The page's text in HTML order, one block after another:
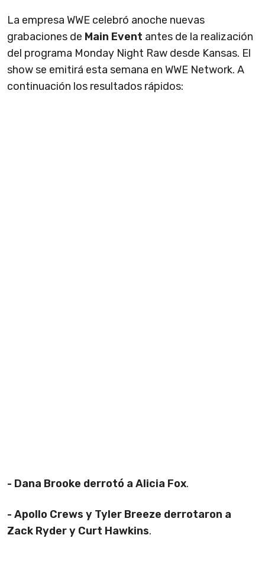
La empresa WWE celebró anoche nuevas
grabaciones de Main Event antes de la realización
del programa Monday Night Raw desde Kansas. El
show se emitirá esta semana en WWE Network. A
continuación los resultados rápidos:
- Dana Brooke derrotó a Alicia Fox.
- Apollo Crews y Tyler Breeze derrotaron a
Zack Ryder y Curt Hawkins.